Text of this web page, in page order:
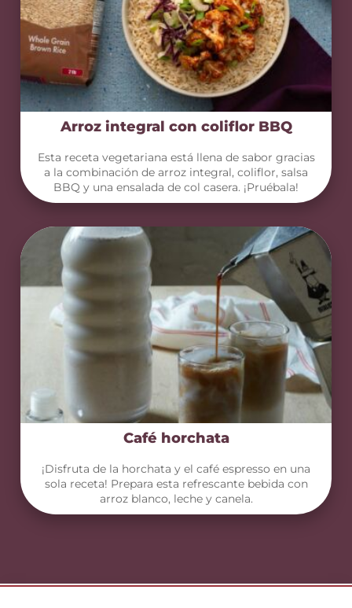
Arroz integral con coliflor BBQ
Esta receta vegetariana está llena de sabor gracias
a la combinación de arroz integral, coliflor, salsa
BBQ y una ensalada de col casera. ¡Pruébala!
Café horchata
¡Disfruta de la horchata y el café espresso en una
sola receta! Prepara esta refrescante bebida con
arroz blanco, leche y canela.